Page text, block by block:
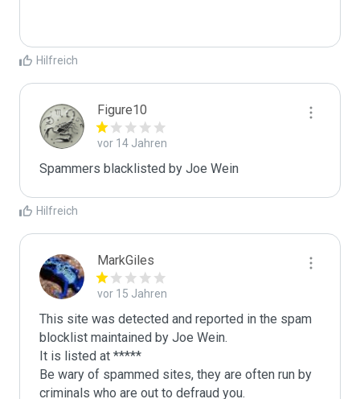
Hilfreich
Figure10
vor 14 Jahren
Spammers blacklisted by Joe Wein
Hilfreich
MarkGiles
vor 15 Jahren
This site was detected and reported in the spam
blocklist maintained by Joe Wein.
It is listed at *****
Be wary of spammed sites, they are often run by
criminals who are out to defraud you.